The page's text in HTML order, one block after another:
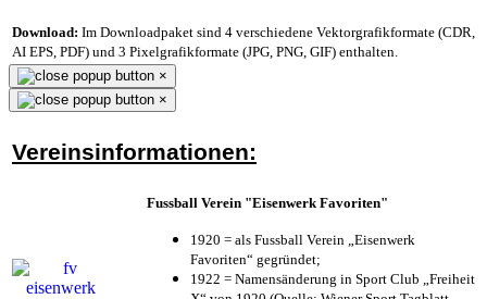
Download: Im Downloadpaket sind 4 verschiedene Vektorgrafikformate (CDR,
AI EPS, PDF) und 3 Pixelgrafikformate (JPG, PNG, GIF) enthalten.
×
×
Vereinsinformationen:
Fussball Verein "Eisenwerk Favoriten"
1920 = als Fussball Verein „Eisenwerk
Favoriten“ gegründet;
1922 = Namensänderung in Sport Club „Freiheit